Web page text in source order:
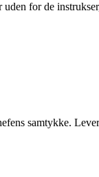
for de
samtykke.